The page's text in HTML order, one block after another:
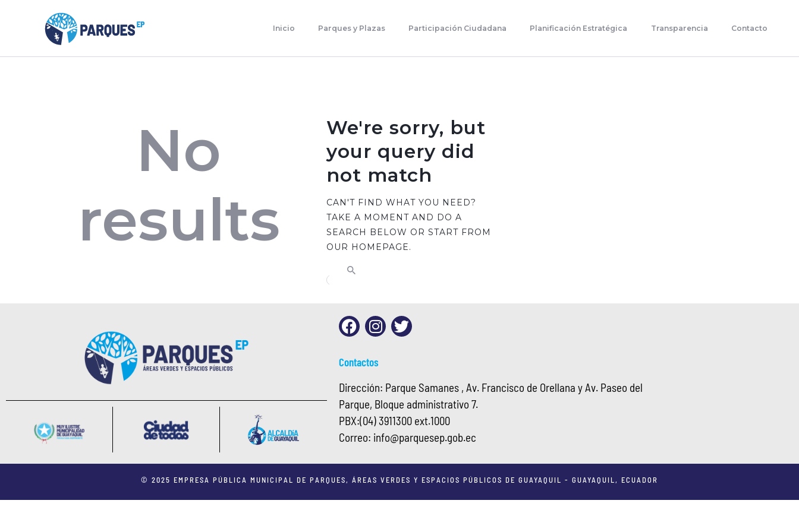
Inicio Parques y Plazas Participación Ciudadana Planificación Estratégica Transparencia Contacto
Parques Y Plazas
Planificación Estratégica
No
results
We're sorry, but
your query did
not match
CAN'T FIND WHAT YOU NEED?
TAKE A MOMENT AND DO A
SEARCH BELOW OR START FROM
OUR HOMEPAGE.
Contactos
Dirección: Parque Samanes , Av. Francisco de Orellana y Av. Paseo del
Parque, Bloque administrativo 7.
PBX:(04) 3911300 ext.1000
Correo: info@parquesep.gob.ec
© 2025 EMPRESA PÚBLICA MUNICIPAL DE PARQUES, ÁREAS VERDES Y ESPACIOS PÚBLICOS DE GUAYAQUIL - GUAYAQUIL, ECUADOR